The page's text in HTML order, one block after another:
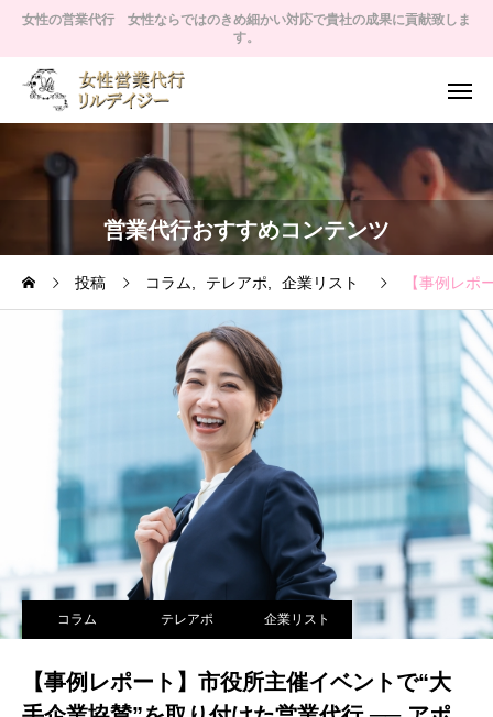
女性の営業代行 女性ならではのきめ細かい対応で貴社の成果に貢献致しま
す。
営業代行おすすめコンテンツ
投稿 コラム テレアポ 企業リスト 【事例レ
コラム テレアポ 企業リスト
【事例レポート】市役所主催イベントで“大